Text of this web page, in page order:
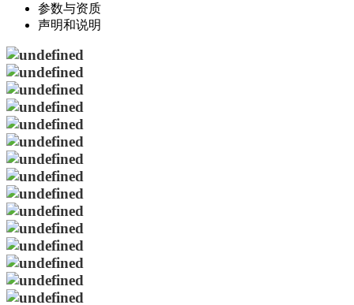
参数与资质
声明和说明